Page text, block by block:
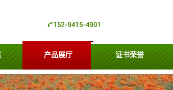
产品展厅 证书荣誉